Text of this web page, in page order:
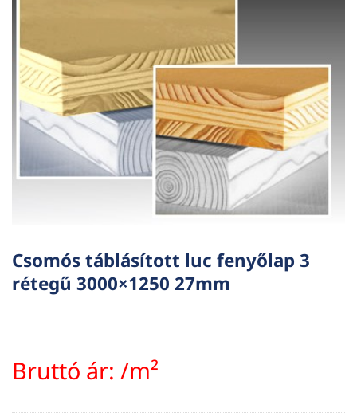
Csomós táblásított luc fenyőlap 3
rétegű 3000×1250 27mm
Bruttó ár: /m²